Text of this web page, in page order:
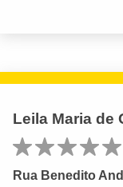
Leila Maria de
Rua Benedito